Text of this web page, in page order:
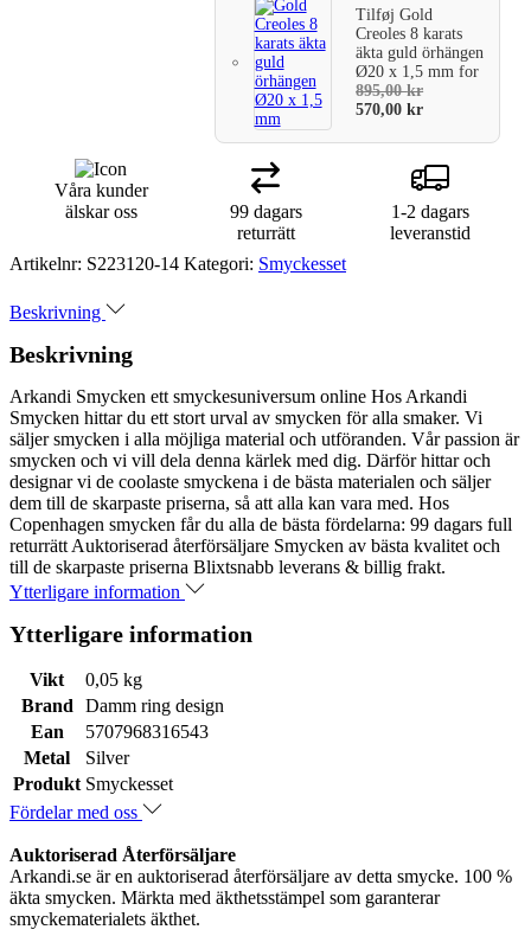
TilføjGold
Creoles 8 karats
äkta guld örhängen
Ø20 x 1,5 mmfor
895,00kr
570,00kr
Våra kunder
älskar oss
99 dagars
returrätt
1-2 dagars
leveranstid
Artikelnr: S223120-14 Kategori: Smyckesset
Beskrivning
Beskrivning
Arkandi Smycken ett smyckesuniversum online Hos Arkandi
Smycken hittar du ett stort urval av smycken för alla smaker. Vi
säljer smycken i alla möjliga material och utföranden. Vår passion är
smycken och vi vill dela denna kärlek med dig. Därför hittar och
designar vi de coolaste smyckena i de bästa materialen och säljer
dem till de skarpaste priserna, så att alla kan vara med. Hos
Copenhagen smycken får du alla de bästa fördelarna: 99 dagars full
returrätt Auktoriserad återförsäljare Smycken av bästa kvalitet och
till de skarpaste priserna Blixtsnabb leverans & billig frakt.
Ytterligare information
Ytterligare information
Vikt
0,05 kg
Brand
Damm ring design
Ean
5707968316543
Metal
Silver
Produkt Smyckesset
Fördelar med oss
Auktoriserad Återförsäljare
Arkandi.se är en auktoriserad återförsäljare av detta smycke. 100 %
äkta smycken. Märkta med äkthetsstämpel som garanterar
smyckematerialets äkthet.